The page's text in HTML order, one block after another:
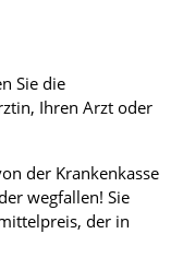
Sie die
Ihren Arzt oder
der Krankenkasse
wegfallen! Sie
der in